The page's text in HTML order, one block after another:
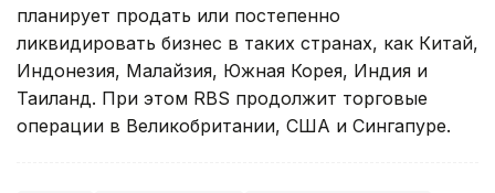
планирует продать или постепенно
ликвидировать бизнес в таких странах, как Китай,
Индонезия, Малайзия, Южная Корея, Индия и
Таиланд. При этом RBS продолжит торговые
операции в Великобритании, США и Сингапуре.